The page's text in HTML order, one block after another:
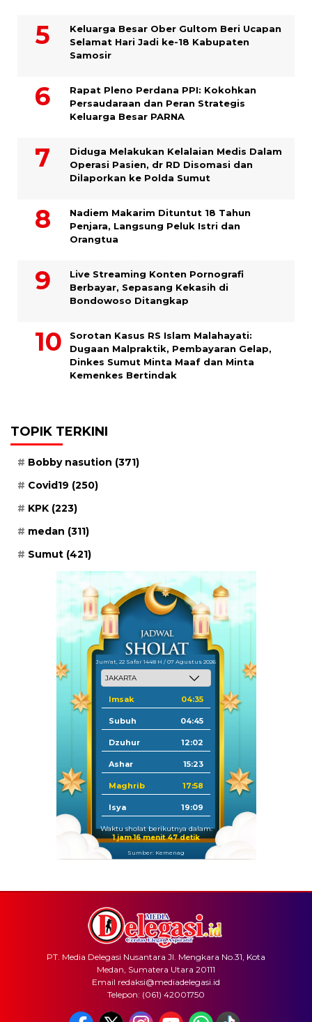
Keluarga Besar Ober Gultom Beri Ucapan
Selamat Hari Jadi ke-18 Kabupaten
Samosir
Rapat Pleno Perdana PPI: Kokohkan
Persaudaraan dan Peran Strategis
Keluarga Besar PARNA
Diduga Melakukan Kelalaian Medis Dalam
Operasi Pasien, dr RD Disomasi dan
Dilaporkan ke Polda Sumut
​Nadiem Makarim Dituntut 18 Tahun
Penjara, Langsung Peluk Istri dan
Orangtua
Live Streaming Konten Pornografi
Berbayar, Sepasang Kekasih di
Bondowoso Ditangkap
Sorotan Kasus RS Islam Malahayati:
Dugaan Malpraktik, Pembayaran Gelap,
Dinkes Sumut Minta Maaf dan Minta
Kemenkes Bertindak
TOPIK TERKINI
Bobby nasution (371)
Covid19 (250)
KPK (223)
medan (311)
Sumut (421)
Jum'at, 22 Safar 1448 H / 07 Agustus 2026
Imsak 04:35
Subuh 04:45
Dzuhur 12:02
Ashar 15:23
Maghrib 17:58
Isya 19:09
Waktu sholat berikutnya dalam:
1 jam 16 menit 47 detik
Sumber: Kemenag
PT. Media Delegasi Nusantara Jl. Mengkara No.31, Kota
Medan, Sumatera Utara 20111
Email redaksi@mediadelegasi.id
Telepon: (061) 42001750